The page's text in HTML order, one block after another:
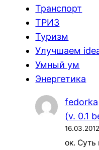
Транспорт
ТРИЗ
Туризм
Улучшаем
Умный ум
Энергетика
fedorka
(v. 0.1
16.03.2012
ок.